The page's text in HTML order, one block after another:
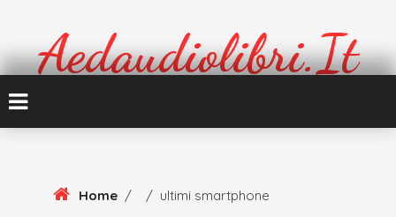
Aedaudiolibri.it
Home / / ultimi smartphone